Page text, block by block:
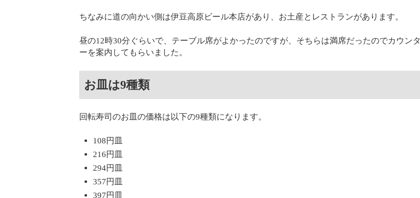
ちなみに道の向かい側は伊豆高原ビール本店があり、お土産とレストランがあります。
昼の12時30分ぐらいで、テーブル席がよかったのですが、そちらは満席だったのでカウンタ
ーを案内してもらいました。
お皿は9種類
回転寿司のお皿の価格は以下の9種類になります。
108円皿
216円皿
294円皿
357円皿
397円皿